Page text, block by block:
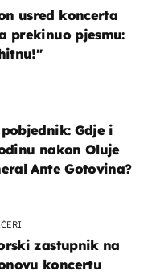
usred koncerta
prekinuo pjesmu:
Gdje i
nakon Oluje
Ante Gotovina?
zastupnik na
koncertu